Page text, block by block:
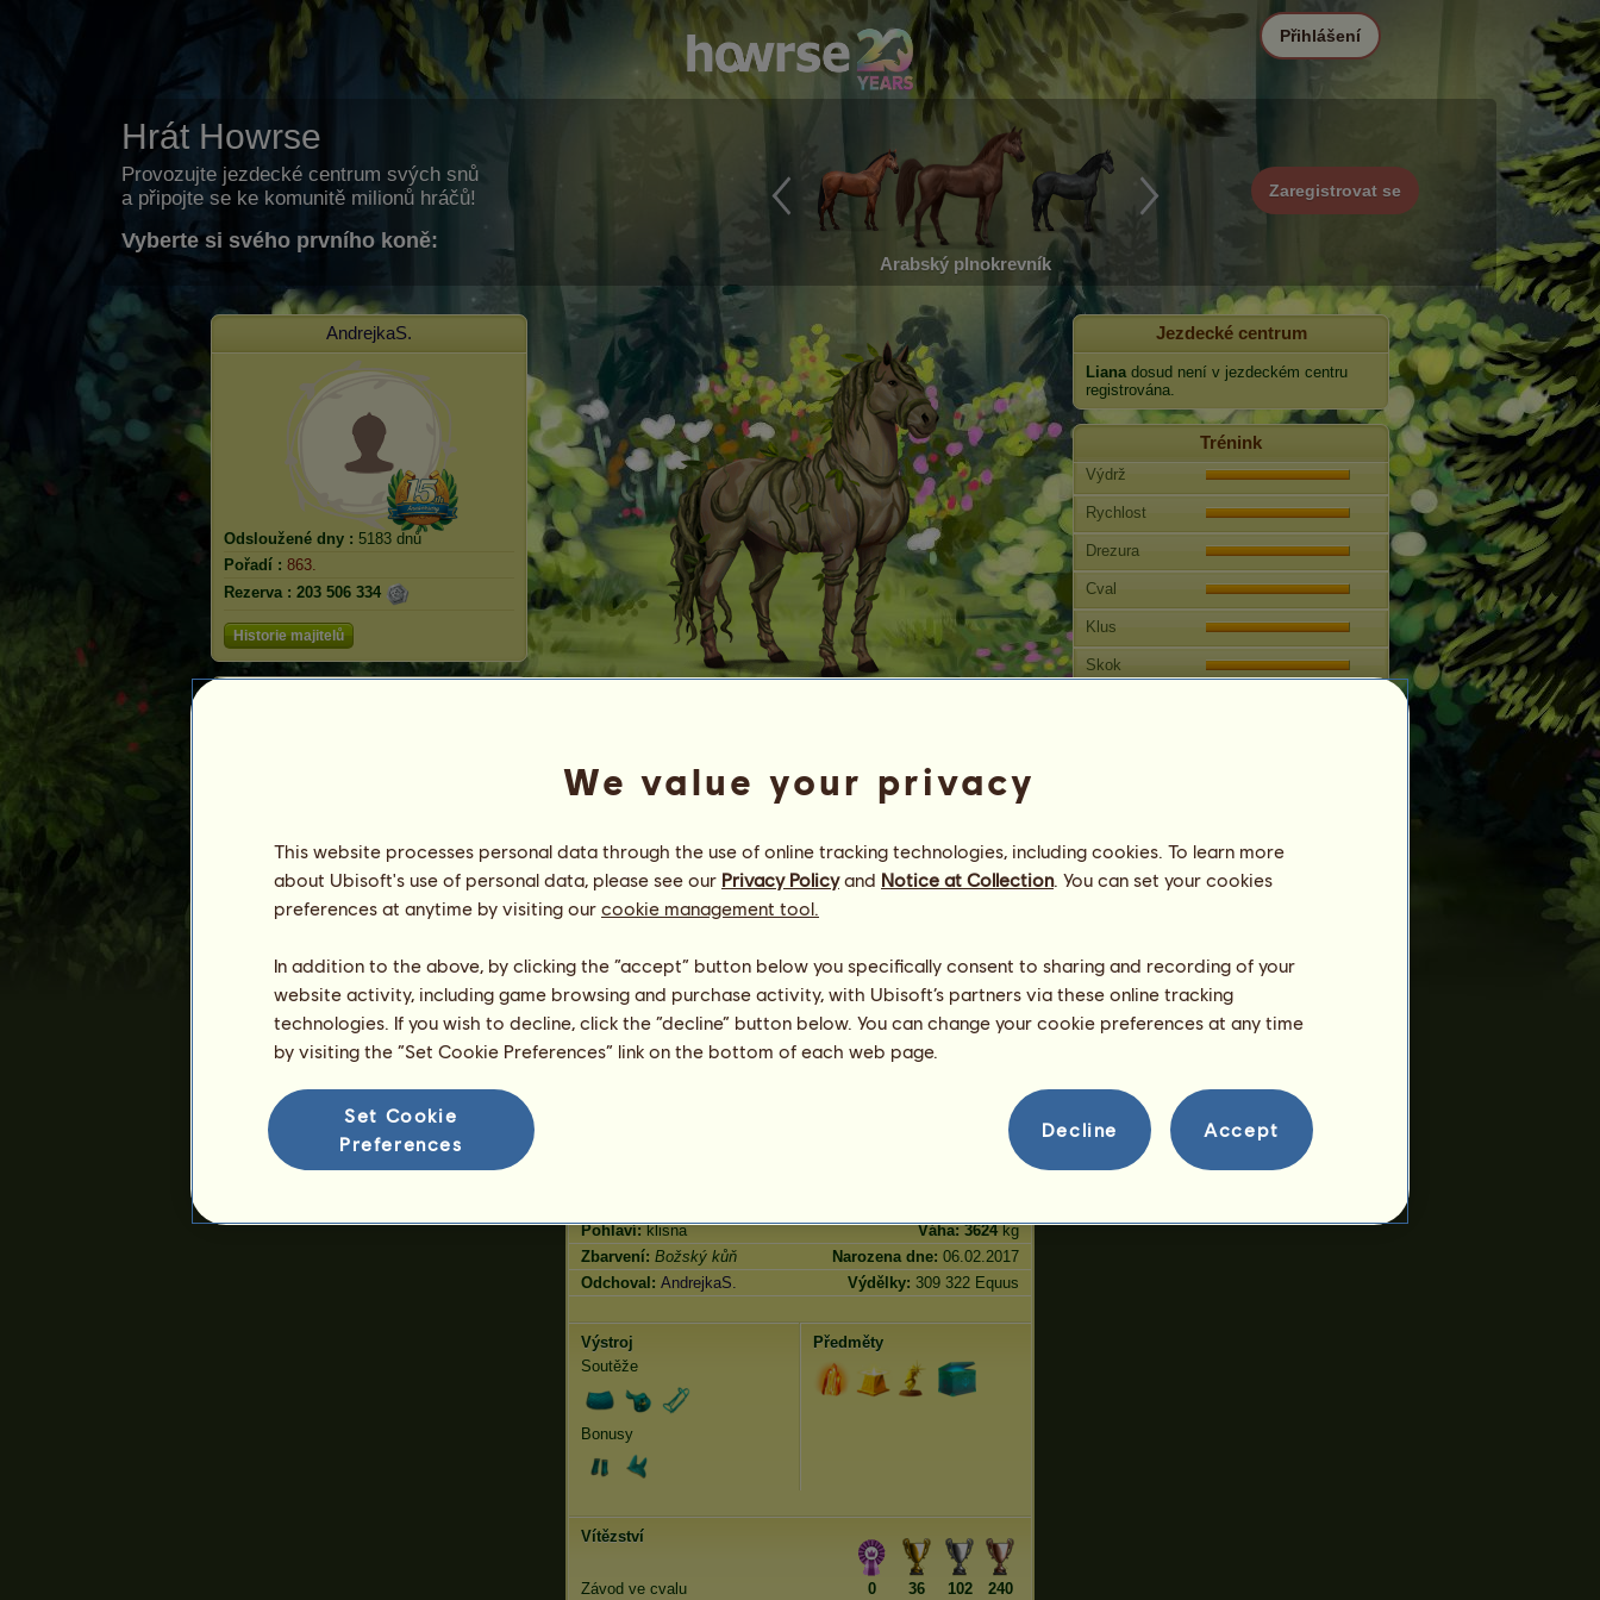
Hrát Howrse
Provozujte jezdecké centrum svých snů
a připojte se ke komunitě milionů hráčů!
Vyberte si svého prvního koně:
Arabský plnokrevník
Zaregistrovat se
Přihlášení
AndrejkaS.
Odsloužené dny : 5183 dnů
Pořadí : 863.
Rezerva : 203 506 334
Historie majitelů
%
Morálka
100%
Dovednosti
Rychlost
30.00
Drezura
30.00
Cval
30.00
Klus
Pohlaví:klisna Váha:3624kg
Zbarvení: Božský kůň Narozena dne: 06.02.2017
Odchoval: AndrejkaS. Výdělky: 309 322 Equus
Výstroj
Soutěže
Bonusy
Předměty
Vítězství
Závod ve cvalu 0 36 102 240
Jezdecké centrum
Lianadosud není v jezdeckém centru
registrována.
Trénink
Výdrž
Rychlost
Drezura
Cval
Klus
Skok
Informace
Liananelze připustit.
We value your privacy
This website processes personal data through the use of online tracking technologies, including cookies. To learn more
about Ubisoft's use of personal data, please see our Privacy Policyand Notice at Collection. You can set your cookies
preferences at anytime by visiting our cookie management tool.
In addition to the above, by clicking the “accept” button below you specifically consent to sharing and recording of your
website activity, including game browsing and purchase activity, with Ubisoft’s partners via these online tracking
technologies. If you wish to decline, click the “decline” button below. You can change your cookie preferences at any time
by visiting the “Set Cookie Preferences” link on the bottom of each web page.
Set Cookie
Preferences
Decline Accept